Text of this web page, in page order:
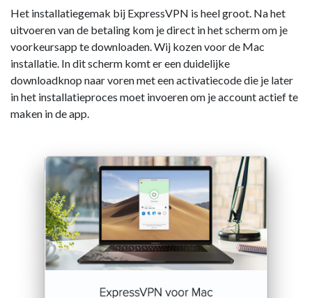
Het installatiegemak bij ExpressVPN is heel groot. Na het
uitvoeren van de betaling kom je direct in het scherm om je
voorkeursapp te downloaden. Wij kozen voor de Mac
installatie. In dit scherm komt er een duidelijke
downloadknop naar voren met een activatiecode die je later
in het installatieproces moet invoeren om je account actief te
maken in de app.